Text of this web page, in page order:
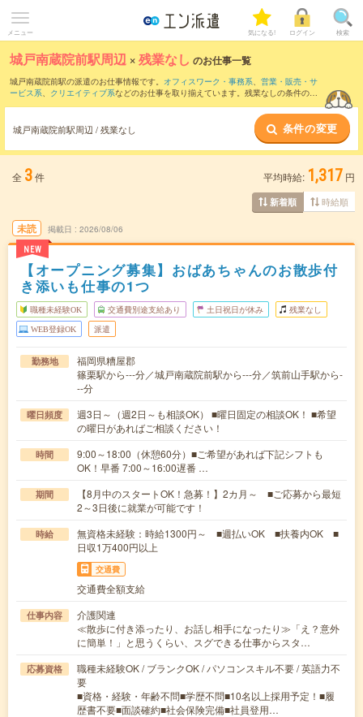
メニュー 気になる! ログイン 検索
城戸南蔵院前駅周辺 ×残業なし のお仕事一覧
城戸南蔵院前駅の派遣のお仕事情報です。 オフィスワーク・事務系、 営業・販売・サ
ービス系、 クリエイティブ系などのお仕事を取り揃えています。残業なしの条件の他
城戸南蔵院前駅周辺 / 残業なし 条件の変更
全 3件 平均時給: 1,317 円
新着順 時給順
未読
NEW
掲載日 2026/08/06
【オープニング募集】おばあちゃんのお散歩付
き添いも仕事の1つ
職種未経験OK 交通費別途支給あり 土日祝日が休み 残業なし
WEB登録OK 派遣
勤務地
福岡県糟屋郡
篠栗駅から---分／城戸南蔵院前駅から---分／筑前山手駅から-
--分
曜日頻度
週3日～（週2日～も相談OK） ■曜日固定の相談OK！ ■希望
の曜日があればご相談ください！
時間
9:00～18:00（休憩60分）■ご希望があれば下記シフトも
OK！早番 7:00～16:00遅番 …
期間
【8月中のスタートOK！急募！】2カ月～ ■ご応募から最短
2～3日後に就業が可能です！
時給
無資格未経験：時給1300円～ ■週払いOK ■扶養内OK ■
日収1万400円以上
交通費
交通費全額支給
仕事内容
介護関連
≪散歩に付き添ったり、お話し相手になったり≫「え？意外
に簡単！」と思うくらい、スグできる仕事からスタ…
応募資格
職種未経験OK / ブランクOK / パソコンスキル不要 / 英語力不
要
■資格・経験・年齢不問■学歴不問■10名以上採用予定！■履
歴書不要■面談確約■社会保険完備■社員登用…